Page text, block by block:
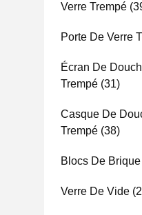
Verre Trempé
Porte De Verre
Écran De
Trempé (31)
Casque De
Trempé (38)
Blocs De
Verre De Vide